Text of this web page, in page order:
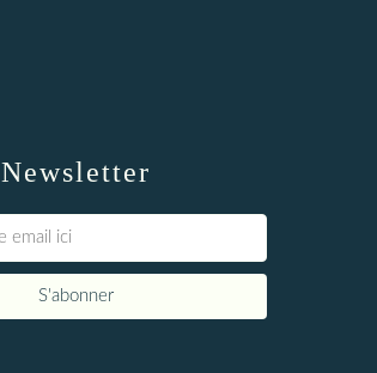
Newsletter